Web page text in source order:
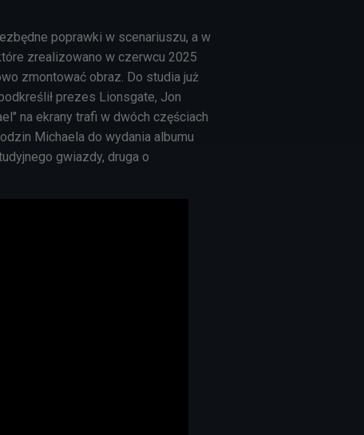
poprawki w scenariuszu, a w
zrealizowano w czerwcu 2025
zmontować obraz. Do studia już
prezes Lionsgate, Jon
na ekrany trafi w dwóch częściach
Michaela do wydania albumu
gwiazdy, druga o